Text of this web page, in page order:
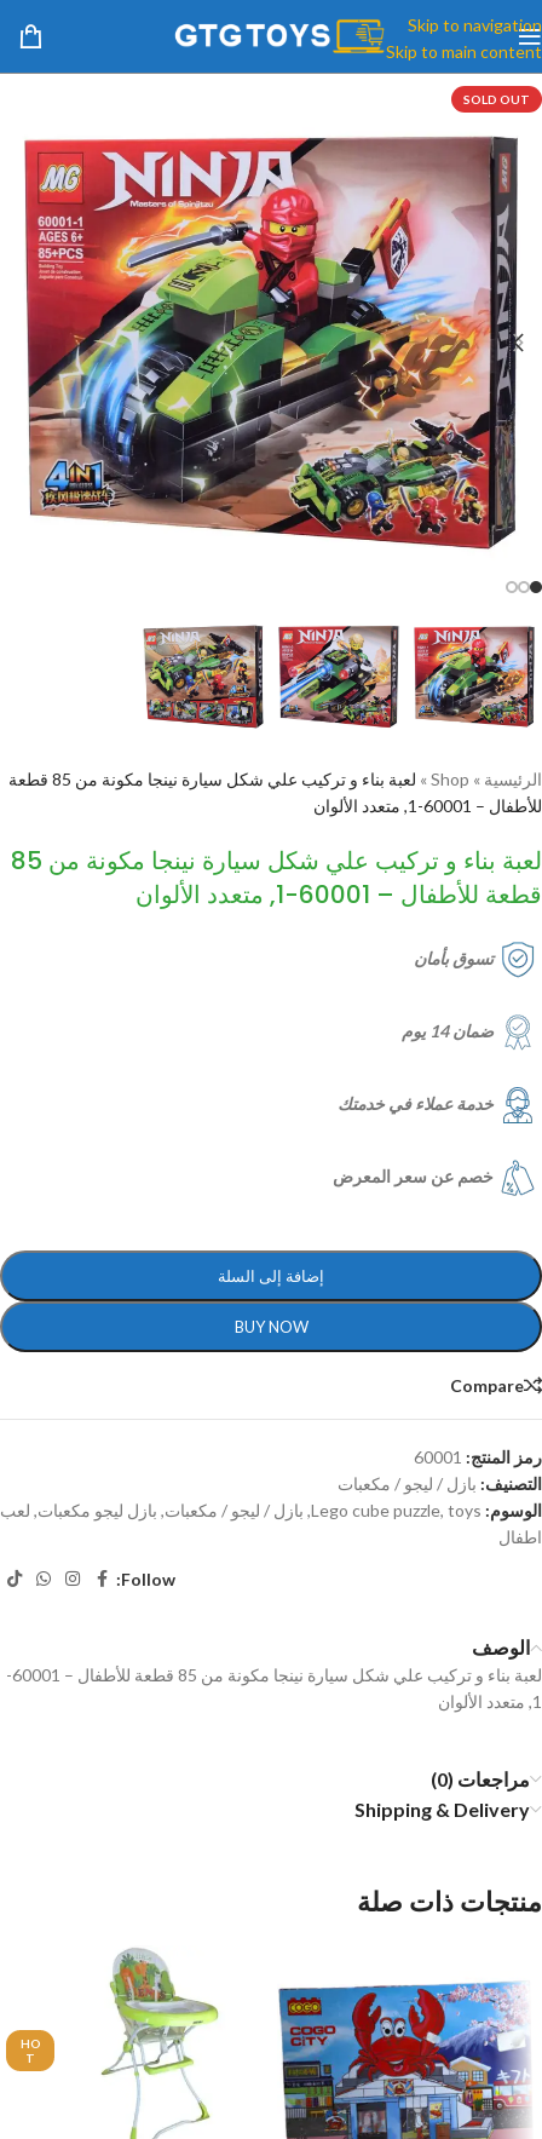
Skip to navigation
Skip to main content
SOLD OUT
الرئيسية »
Shop
»
لعبة بناء و تركيب علي شكل سيارة نينجا مكونة من 85 قطعة
للأطفال – 60001-1, متعدد الألوان
لعبة بناء و تركيب علي شكل سيارة نينجا مكونة من 85
قطعة للأطفال – 60001-1, متعدد الألوان
تسوق بأمان
ضمان 14 يوم
خدمة عملاء في خدمتك
خصم عن سعر المعرض
إضافة إلى السلة
BUY NOW
Compare
رمز المنتج: 60001
التصنيف: بازل / ليجو / مكعبات
الوسوم:
Lego cube puzzle, toys
, بازل / ليجو / مكعبات, بازل ليجو مكعبات, لعب
اطفال
Follow:
الوصف
لعبة بناء و تركيب علي شكل سيارة نينجا مكونة من 85 قطعة للأطفال – 60001-
1, متعدد الألوان
مراجعات (0)
Shipping & Delivery
منتجات ذات صلة
HO
T